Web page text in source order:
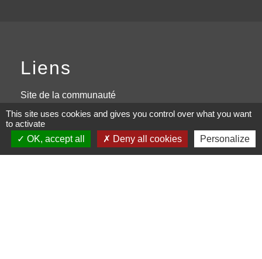
Liens
Site de la communauté
d'Agglomération de l'Albigeois
Site de la région Occitanie
PanneauPocket
This site uses cookies and gives you control over what you want
to activate
OK, accept all
Deny all cookies Personalize